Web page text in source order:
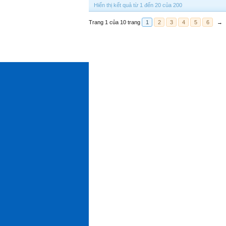
Hiển thị kết quả từ 1 đến 20 của 200
Trang 1 của 10 trang 1 2 3 4 5 6 →